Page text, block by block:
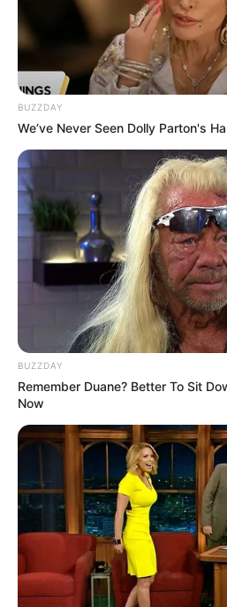
BUZZDAY
We’ve Never Seen Dolly Parton's
BUZZDAY
Remember Duane? Better To Sit
Now